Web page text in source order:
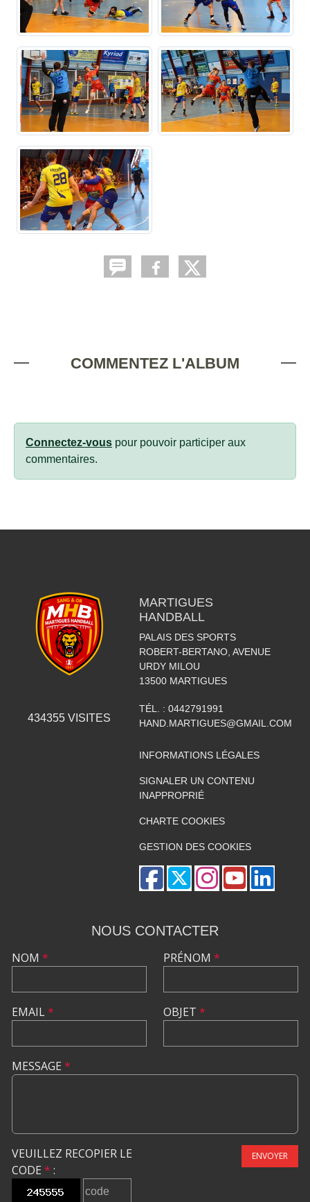
COMMENTEZ L'ALBUM
Connectez-vous pour pouvoir participer aux
commentaires.
434355 VISITES
MARTIGUES
HANDBALL
PALAIS DES SPORTS
ROBERT-BERTANO, AVENUE
URDY MILOU
13500 MARTIGUES
TÉL. : 0442791991
HAND.MARTIGUES@GMAIL.COM
INFORMATIONS LÉGALES
SIGNALER UN CONTENU
INAPPROPRIÉ
CHARTE COOKIES
GESTION DES COOKIES
NOUS CONTACTER
NOM *
EMAIL*
PRÉNOM *
OBJET *
MESSAGE *
VEUILLEZ RECOPIER LE
CODE * :
ENVOYER